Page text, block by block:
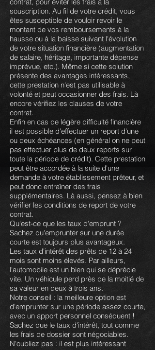
souscription. Au fil de votre crédit, vous
êtes susceptible de vouloir revoir le
montant de vos remboursements à la
hausse ou à la baisse suivant l'évolution
de votre situation financière (augmentation
de salaire, héritage, importante dépense
imprévue, etc.). Même si cette solution
présente des avantages intéressants,
cette prestation n'est pas utilisable à
volonté et peut occasionner des frais. Là
encore vérifiez les clauses de votre
contrat.
Enfin en cas de légère difficulté financière
il est possible d'effectuer un report d'une
ou deux échéances (en général on ne peut
pas effectuer plus de deux reports sur
toute la période de crédit). Cette prestation
peut être accordée à la suite d'une
demande à votre établissement prêteur, et
peut donc entraîner des frais
supplémentaires. Là aussi, pensez à bien
vérifier les conditions de report de votre
contrat.
Qu'est-ce que les taux d'emprunt ?
Sachez qu'emprunter sur une durée
courte est toujours plus avantageux.
Les taux d'intérêt des prêts de 12 à 24
mois sont moins élevés. Par ailleurs,
l'automobile est un bien qui se déprécie
vite. Un véhicule perd près de la moitié de
sa valeur en deux à trois ans.
Notre conseil : la meilleure option est
d'emprunter sur une période assez courte,
avec un apport personnel conséquent !
Sachez que le taux d'intérêt, tout comme
les frais de dossier sont négociables.
N'oubliez pas : il est plus intéressant